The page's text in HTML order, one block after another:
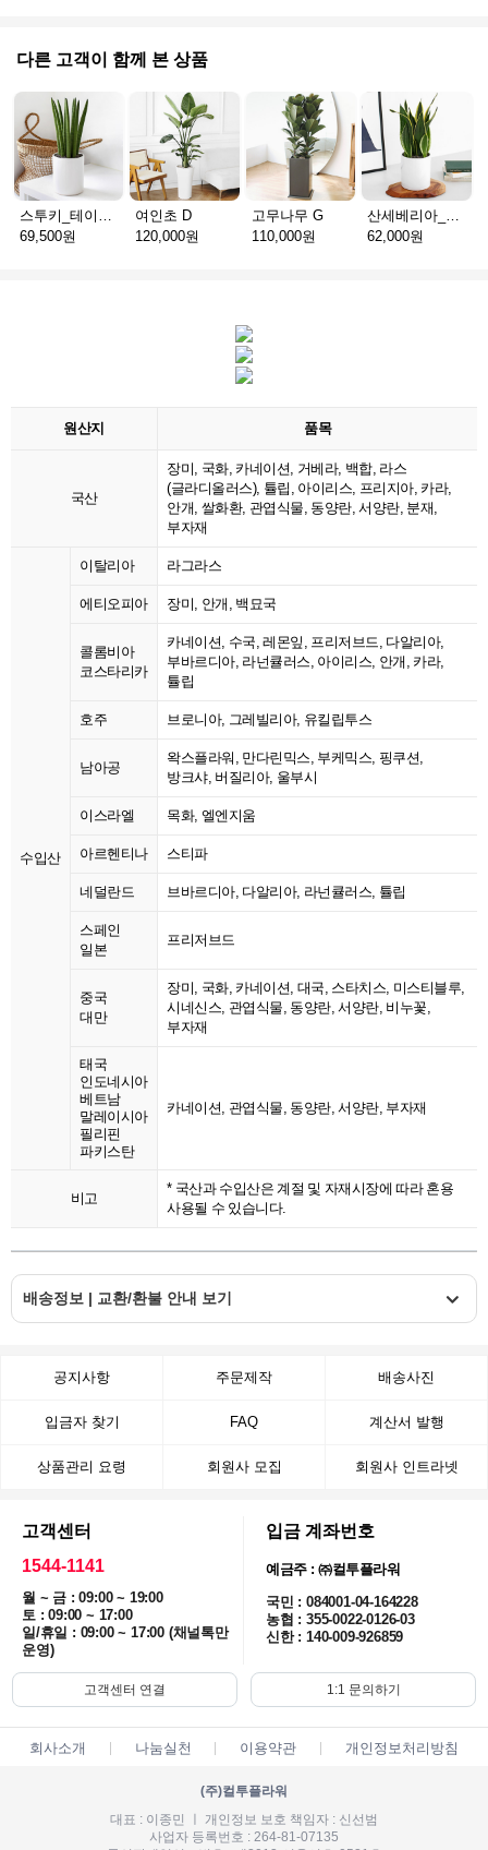
다른 고객이 함께 본 상품
스투키_테이블용 D
69,500원
여인초 D
120,000원
고무나무 G
110,000원
산세베리아_테이블용 H
62,000원
원산지 품목
국산
장미, 국화, 카네이션, 거베라, 백합, 라스
(글라디올러스), 튤립, 아이리스, 프리지아, 카라,
안개, 쌀화환, 관엽식물, 동양란, 서양란, 분재,
부자재
수입산
이탈리아 라그라스
에티오피아 장미, 안개, 백묘국
콜롬비아
코스타리카
카네이션, 수국, 레몬잎, 프리저브드, 다알리아,
부바르디아, 라넌큘러스, 아이리스, 안개, 카라,
튤립
호주 브로니아, 그레빌리아, 유킬립투스
남아공
왁스플라워, 만다린믹스, 부케믹스, 핑쿠션,
방크샤, 버질리아, 울부시
이스라엘 목화, 엘엔지움
아르헨티나 스티파
네덜란드 브바르디아, 다알리아, 라넌큘러스, 튤립
스페인
일본
프리저브드
중국
대만
장미, 국화, 카네이션, 대국, 스타치스, 미스티블루,
시네신스, 관엽식물, 동양란, 서양란, 비누꽃,
부자재
태국
인도네시아
베트남
말레이시아
필리핀
파키스탄
카네이션, 관엽식물, 동양란, 서양란, 부자재
비고
* 국산과 수입산은 계절 및 자재시장에 따라 혼용
사용될 수 있습니다.
배송정보 | 교환/환불 안내 보기
공지사항 주문제작 배송사진
입금자 찾기 FAQ 계산서 발행
상품관리 요령 회원사 모집 회원사 인트라넷
고객센터
1544-1141
월 ~ 금 : 09:00 ~ 19:00
토 : 09:00 ~ 17:00
일/휴일 : 09:00 ~ 17:00 (채널톡만
운영)
입금 계좌번호
예금주 : ㈜컬투플라워
국민 : 084001-04-164228
농협 : 355-0022-0126-03
신한 : 140-009-926859
고객센터 연결 1:1 문의하기
회사소개 나눔실천 이용약관 개인정보처리방침
(주)컬투플라워
대표 : 이종민 ㅣ 개인정보 보호 책임자 : 신선범
사업자 등록번호 : 264-81-07135